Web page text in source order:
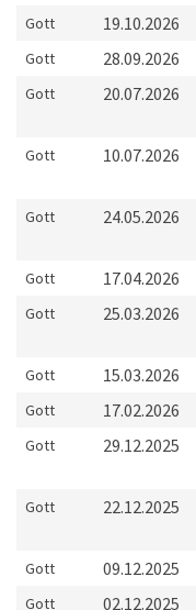
Gott 19.10.2026
Gott 28.09.2026
Gott 20.07.2026
Gott 10.07.2026
Gott 24.05.2026
Gott 17.04.2026
Gott 25.03.2026
Gott 15.03.2026
Gott 17.02.2026
Gott 29.12.2025
Gott 22.12.2025
Gott 09.12.2025
Gott 02.12.2025